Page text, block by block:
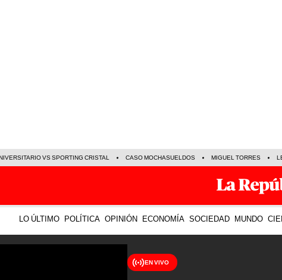
VS SPORTING CRISTAL CASO MOCHASUELDOS MIGUEL TORRES
LO ÚLTIMO POLÍTICA OPINIÓN ECONOMÍA SOCIEDAD MUNDO
EN VIVO